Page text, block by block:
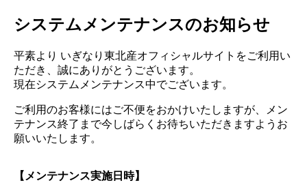
システムメンテナンスのお知らせ
平素より いぎなり東北産オフィシャルサイトをご利用い
ただき、誠にありがとうございます。
現在システムメンテナンス中でございます。
ご利用のお客様にはご不便をおかけいたしますが、メン
テナンス終了まで今しばらくお待ちいただきますようお
願いいたします。
【メンテナンス実施日時】